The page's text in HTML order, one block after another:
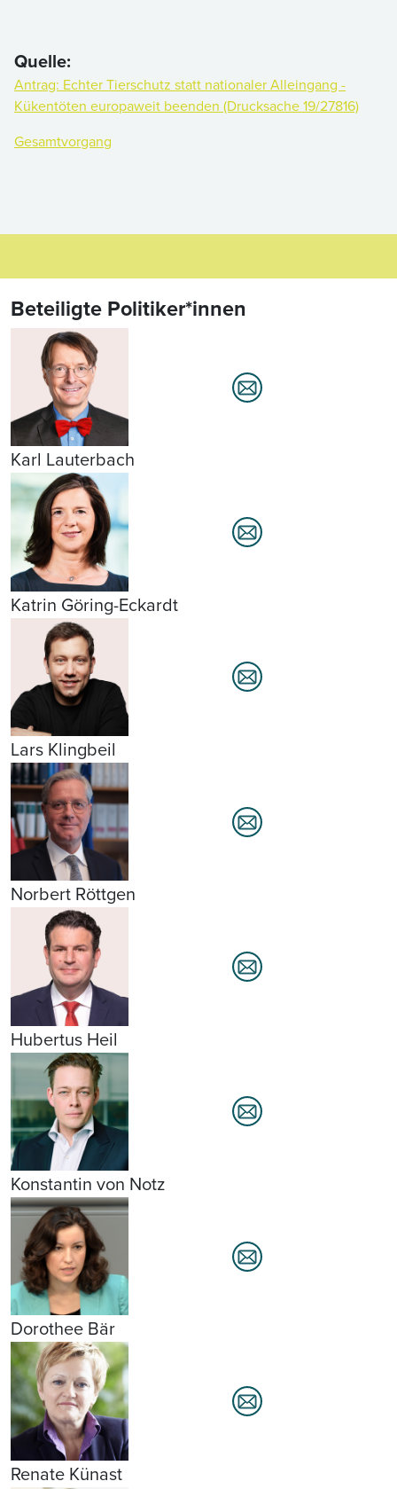
Quelle:
Antrag: Echter Tierschutz statt nationaler Alleingang -
Kükentöten europaweit beenden (Drucksache 19/27816)
Gesamtvorgang
Beteiligte Politiker*innen
Karl Lauterbach
Katrin Göring-Eckardt
Lars Klingbeil
Norbert Röttgen
Hubertus Heil
Konstantin von Notz
Dorothee Bär
Renate Künast